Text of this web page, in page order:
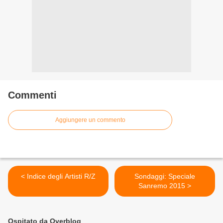
Commenti
Aggiungere un commento
< Indice degli Artisti R/Z
Sondaggi: Speciale
Sanremo 2015 >
Ospitato da Overblog